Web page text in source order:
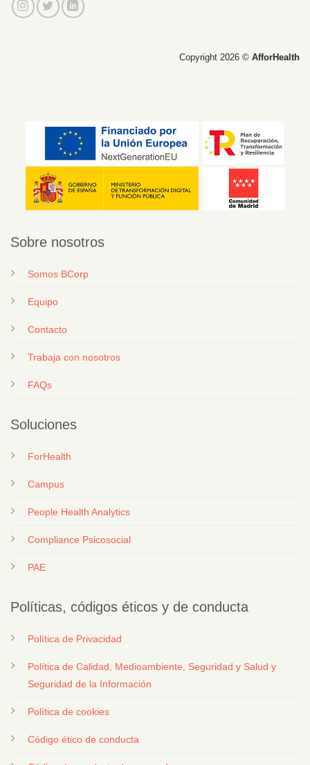
Copyright 2026 © AfforHealth
Sobre nosotros
Somos BCorp
Equipo
Contacto
Trabaja con nosotros
FAQs
Soluciones
ForHealth
Campus
People Health Analytics
Compliance Psicosocial
PAE
Políticas, códigos éticos y de conducta
Política de Privacidad
Política de Calidad, Medioambiente, Seguridad y Salud y
Seguridad de la Información
Política de cookies
Código ético de conducta